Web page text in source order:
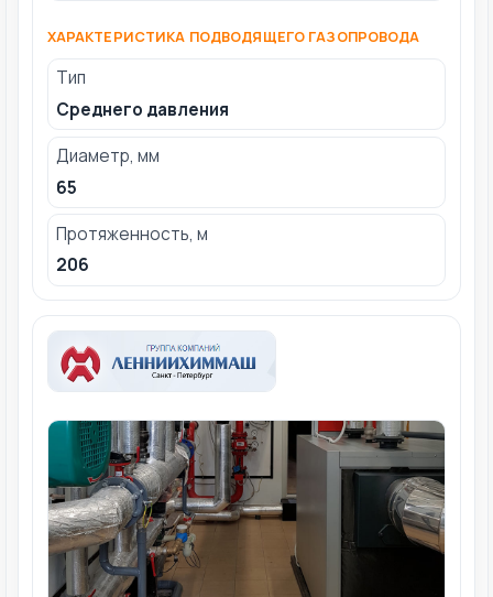
ХАРАКТЕРИСТИКА ПОДВОДЯЩЕГО ГАЗОПРОВОДА
Тип
Среднего давления
Диаметр, мм
65
Протяженность, м
206